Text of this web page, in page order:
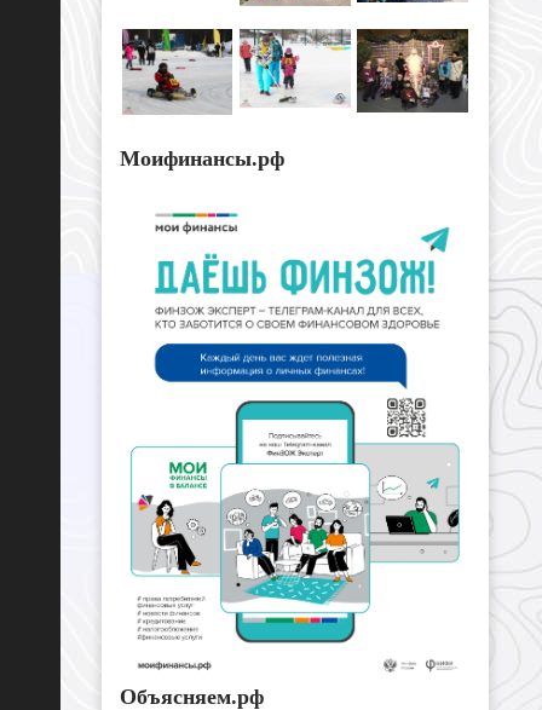
Моифинансы.рф
Объясняем.рф